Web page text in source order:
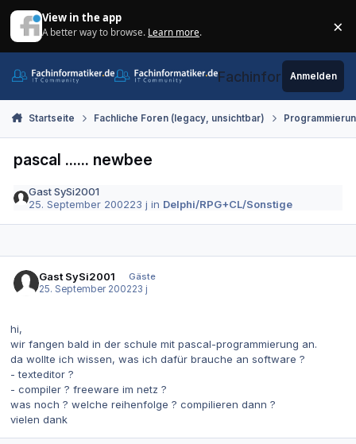
View in the app
A better way to browse. Learn more. ×
Fachinformatiker.de
Anmelden
Startseite Fachliche Foren (legacy, unsichtbar)
pascal ...... newbee
Gast SySi2001
25. September 200223 j in Delphi/RPG+CL/Sonstige
Gast SySi2001
Gäste
25. September 200223 j
hi,
wir fangen bald in der schule mit pascal-programmierung an.
da wollte ich wissen, was ich dafür brauche an software ?
- texteditor ?
- compiler ? freeware im netz ?
was noch ? welche reihenfolge ? compilieren dann ?
vielen dank